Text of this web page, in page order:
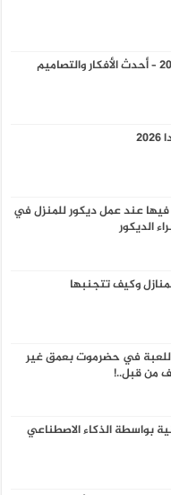
ديكورات منازل حديثة 2026 – أحدث الأفكار والتصاميم
عند عمل ديكور للمنزل في
وكيف تتجنبها
في حضرموت بعمق غير
من قبل..!
بواسطة الذكاء الاصطناعي